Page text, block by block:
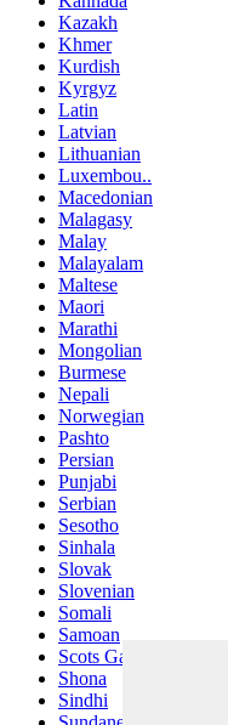
Kazakh
Khmer
Kurdish
Kyrgyz
Latin
Latvian
Lithuanian
Luxembou..
Macedonian
Malagasy
Malay
Malayalam
Maltese
Maori
Marathi
Mongolian
Burmese
Nepali
Norwegian
Pashto
Persian
Punjabi
Serbian
Sesotho
Sinhala
Slovak
Slovenian
Somali
Samoan
Scots Gaelic
Shona
Sindhi